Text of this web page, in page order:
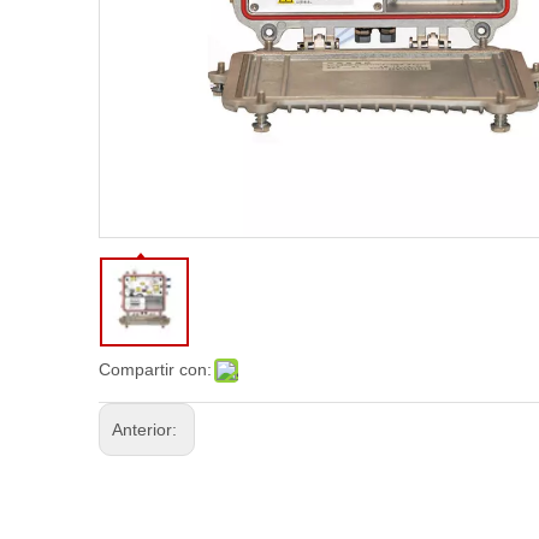
Compartir con:
Anterior: